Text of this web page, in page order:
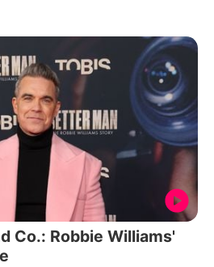
Co.: Robbie Williams'